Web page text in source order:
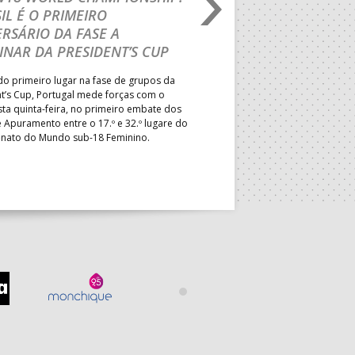
É O PRIMEIRO
DA FASE A
DA PRESIDENT’S CUP
primeiro lugar na fase de grupos da
Cup, Portugal mede forças com o
quinta-feira, no primeiro embate dos
Apuramento entre o 17.º e 32.º lugare do
do Mundo sub-18 Feminino.
JOÃO VAREJÃO
CURSO
TREINADORES NA
Treinador português João
integrado na EHF Experts
preletores convidados pela
de Andebol, em Pitești,
de 400 treinadores.